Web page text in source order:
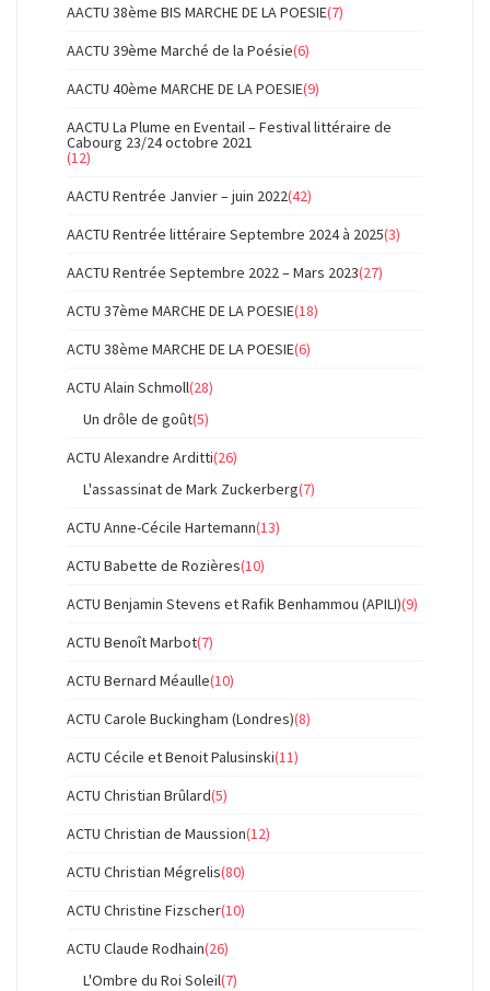
AACTU 38ème BIS MARCHE DE LA POESIE(7)
AACTU 39ème Marché de la Poésie(6)
AACTU 40ème MARCHE DE LA POESIE(9)
AACTU La Plume en Eventail – Festival littéraire de
Cabourg 23/24 octobre 2021
(12)
AACTU Rentrée Janvier – juin 2022(42)
AACTU Rentrée littéraire Septembre 2024 à 2025(3)
AACTU Rentrée Septembre 2022 – Mars 2023(27)
ACTU 37ème MARCHE DE LA POESIE(18)
ACTU 38ème MARCHE DE LA POESIE(6)
ACTU Alain Schmoll(28)
Un drôle de goût(5)
ACTU Alexandre Arditti(26)
L'assassinat de Mark Zuckerberg(7)
ACTU Anne-Cécile Hartemann(13)
ACTU Babette de Rozières(10)
ACTU Benjamin Stevens et Rafik Benhammou (APILI)(9)
ACTU Benoît Marbot(7)
ACTU Bernard Méaulle(10)
ACTU Carole Buckingham (Londres)(8)
ACTU Cécile et Benoit Palusinski(11)
ACTU Christian Brûlard(5)
ACTU Christian de Maussion(12)
ACTU Christian Mégrelis(80)
ACTU Christine Fizscher(10)
ACTU Claude Rodhain(26)
L'Ombre du Roi Soleil(7)